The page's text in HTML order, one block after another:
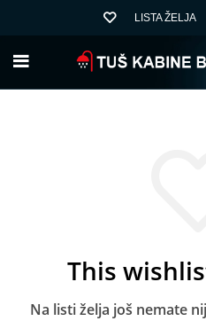
LISTA ŽELJA
This
Na listi želja još nemate